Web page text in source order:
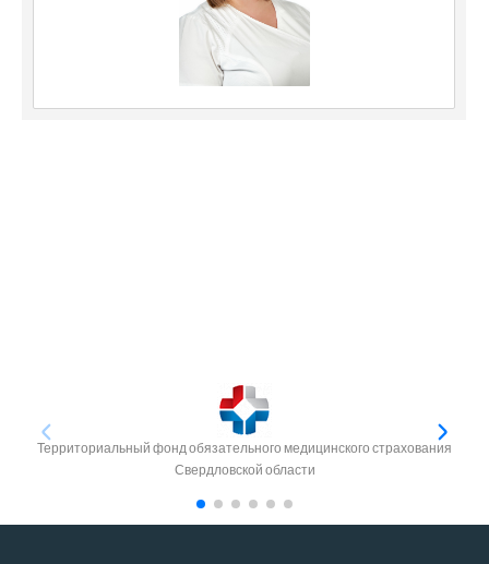
Территориальный фонд обязательного медицинского страхования
Свердловской области